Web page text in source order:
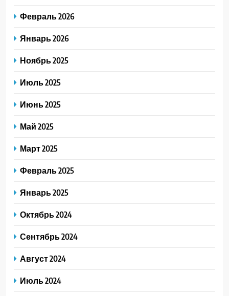
Февраль 2026
Январь 2026
Ноябрь 2025
Июль 2025
Июнь 2025
Май 2025
Март 2025
Февраль 2025
Январь 2025
Октябрь 2024
Сентябрь 2024
Август 2024
Июль 2024